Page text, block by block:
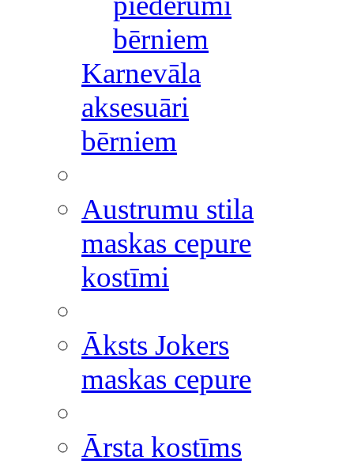
bērniem
Karnevāla
aksesuāri
bērniem
Austrumu stila
maskas cepure
kostīmi
Āksts Jokers
maskas cepure
Ārsta kostīms